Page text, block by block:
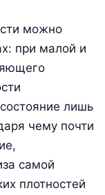
можно
при малой и
лишь
чему почти
самой
плотностей